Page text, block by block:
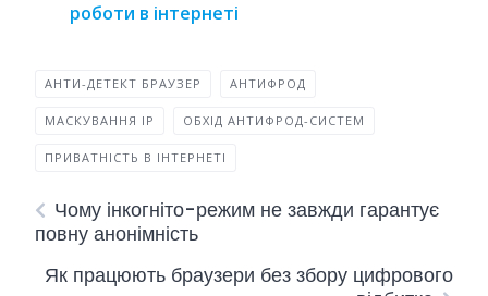
роботи в інтернеті
АНТИ-ДЕТЕКТ БРАУЗЕР АНТИФРОД
МАСКУВАННЯ IP ОБХІД АНТИФРОД-СИСТЕМ
ПРИВАТНІСТЬ В ІНТЕРНЕТІ
Чому інкогніто-режим не завжди гарантує
повну анонімність
Як працюють браузери без збору цифрового